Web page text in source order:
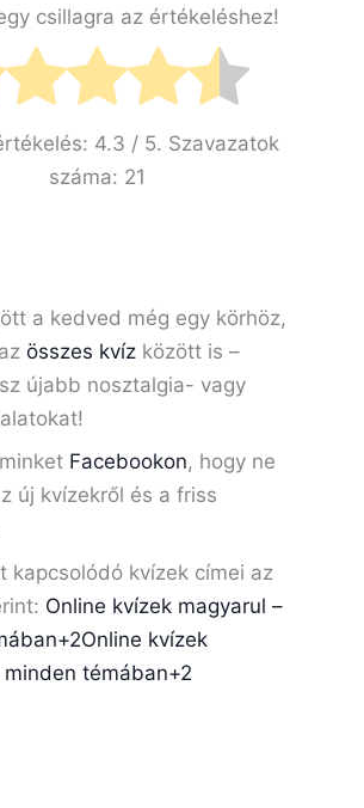
csillagra az értékeléshez!
4.3 / 5. Szavazatok
száma: 21
a kedved még egy körhöz,
összes kvíz között is –
újabb nosztalgia- vagy
Facebookon, hogy ne
új kvízekről és a friss
kapcsolódó kvízek címei az
Online kvízek magyarul –
kvízek
minden témában+2